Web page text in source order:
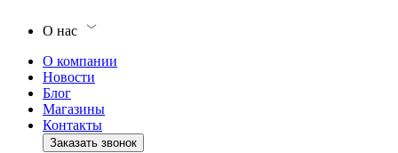
О нас
О компании
Новости
Блог
Магазины
Контакты
Заказать звонок